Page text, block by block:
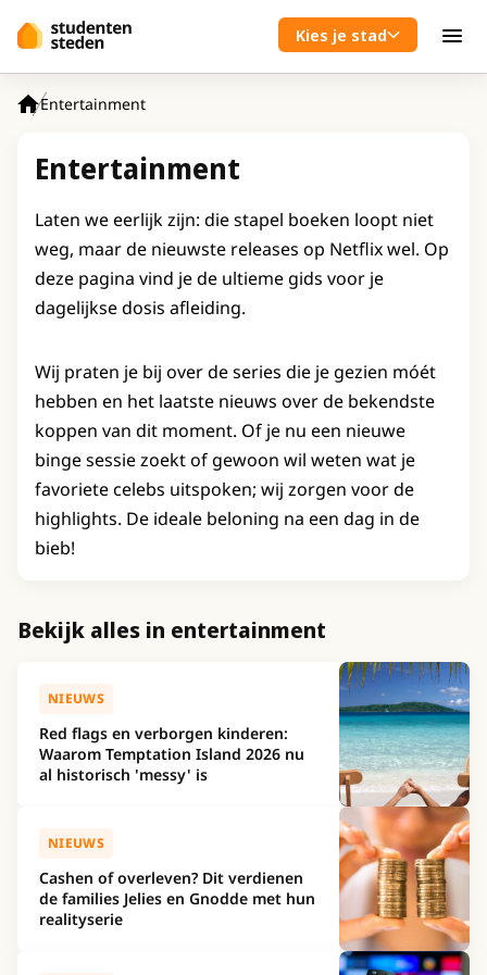
Kies je stad
Entertainment
Entertainment
Laten we eerlijk zijn: die stapel boeken loopt niet
weg, maar de nieuwste releases op Netflix wel. Op
deze pagina vind je de ultieme gids voor je
dagelijkse dosis afleiding.
Wij praten je bij over de series die je gezien móét
hebben en het laatste nieuws over de bekendste
koppen van dit moment. Of je nu een nieuwe
binge sessie zoekt of gewoon wil weten wat je
favoriete celebs uitspoken; wij zorgen voor de
highlights. De ideale beloning na een dag in de
bieb!
Bekijk alles in entertainment
NIEUWS
Red flags en verborgen kinderen:
Waarom Temptation Island 2026 nu
al historisch 'messy' is
NIEUWS
Cashen of overleven? Dit verdienen
de families Jelies en Gnodde met hun
realityserie